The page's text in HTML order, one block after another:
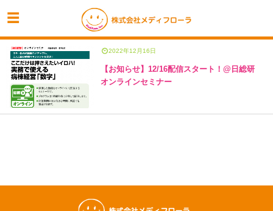
2022年12月16日
【お知らせ】12/16配信スタート！@日総研
オンラインセミナー